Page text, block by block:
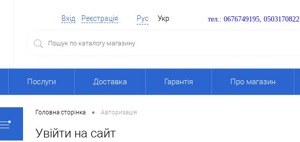
Вхід Реєстрація Рус Укр тел.: 0676749195, 0503170822
Послуги Доставка Гарантія Про магазин
Головна сторінка • Авторизація
Увійти на сайт